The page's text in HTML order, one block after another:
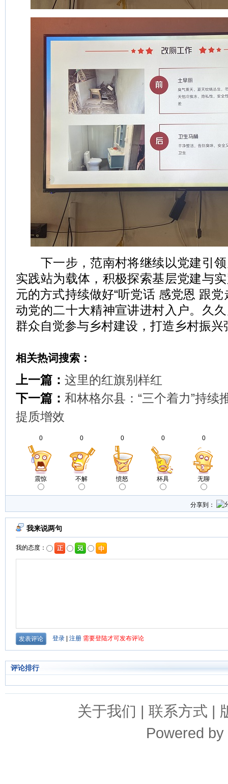
下一步，范南村将继续以党建引领
实践站为载体，积极探索基层党建与
元的方式持续做好“听党话 感党恩 跟
动党的二十大精神宣讲进村入户。久
群众自觉参与乡村建设，打造乡村振
相关热词搜索：
上一篇： 这里的红旗别样红
下一篇： 和林格尔县：“三个着力”持续
提质增效
0
震惊
0
不解
0
愤怒
0
杯具
0
无聊
分享到：
评论排行
关于我们 | 联系方式 |
Powered by